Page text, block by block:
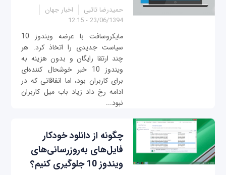
حمیدرضا تائبی
اخبار جهان
23/06/1394 - 12:15
مایکروسافت با عرضه ویندوز 10
سیاست‌ جدیدی را اتخاذ کرد. هر
چند ارتقا رایگان و بدون هزینه به
ویندوز 10 خبر خوشحال کننده‌ای
برای کاربران بود، اما اتفاقاتی که در
ادامه رخ داد زیاد باب میل کاربران
نبود...
چگونه از دانلود خودکار
فایل‌های به‌روزرسانی‌های
ویندوز 10 جلوگیری کنیم؟